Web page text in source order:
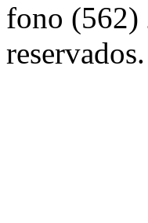
fono (562)